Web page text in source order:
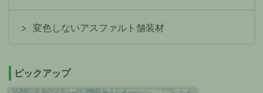
変色しないアスファルト舗装材
ピックアップ